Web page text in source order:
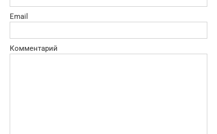
Email
Комментарий